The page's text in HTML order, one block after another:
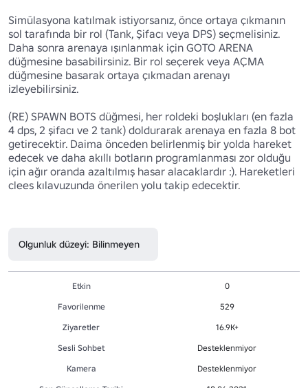
Simülasyona katılmak istiyorsanız, önce ortaya çıkmanın
sol tarafında bir rol (Tank, Şifacı veya DPS) seçmelisiniz.
Daha sonra arenaya ışınlanmak için GOTO ARENA
düğmesine basabilirsiniz. Bir rol seçerek veya AÇMA
düğmesine basarak ortaya çıkmadan arenayı
izleyebilirsiniz.
(RE) SPAWN BOTS düğmesi, her roldeki boşlukları (en fazla
4 dps, 2 şifacı ve 2 tank) doldurarak arenaya en fazla 8 bot
getirecektir. Daima önceden belirlenmiş bir yolda hareket
edecek ve daha akıllı botların programlanması zor olduğu
için ağır oranda azaltılmış hasar alacaklardır :). Hareketleri
clees kılavuzunda önerilen yolu takip edecektir.
Olgunluk düzeyi: Bilinmeyen
Etkin
0
Favorilenme
529
Ziyaretler
16.9K+
Sesli Sohbet
Desteklenmiyor
Kamera
Desteklenmiyor